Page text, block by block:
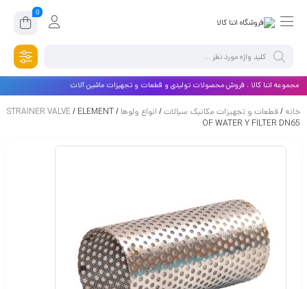
0
مجموعه اتنا کالا ، فروش محصولات تولیدی و قطعات و تجهیزات ماشین آلات
خانه /قطعات و تجهیزات مکانیک سیالات/ انواع ولوها /
STRAINER VALVE/ ELEMENT
OF WATER Y FILTER DN65